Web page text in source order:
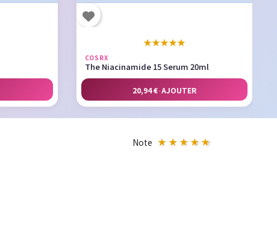
★★★★★
COSRX
The Niacinamide 15 Serum 20ml
20,94 €·AJOUTER
Note